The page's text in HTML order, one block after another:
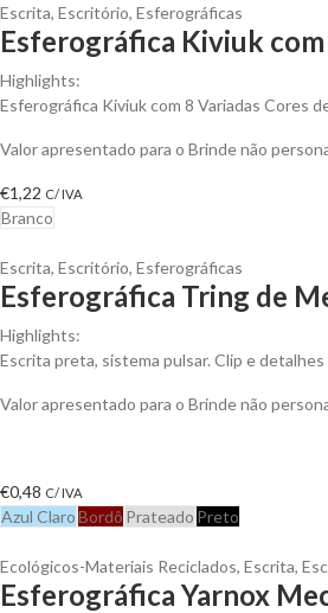
Escrita, Escritório, Esferográficas
Esferográfica Kiviuk
Highlights:
Esferográfica Kiviuk com 8 Variadas Cores
Valor apresentado para o Brinde não
€1,22 C/ IVA
Branco
Escrita, Escritório, Esferográficas
Esferográfica Tring de
Highlights:
Escrita preta, sistema pulsar. Clip e
Valor apresentado para o Brinde não
€0,48 C/ IVA
Azul ClaroBordô Prateado Preto
Ecológicos-Materiais Reciclados, Escrita,
Esferográfica Yarnox